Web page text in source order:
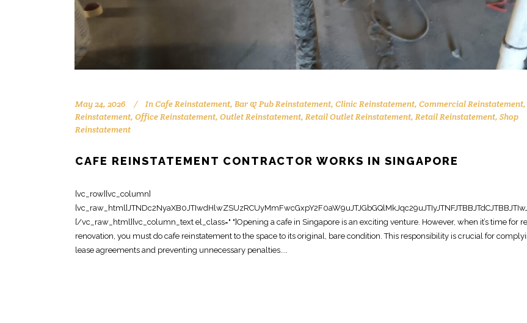
May 24, 2026 InCafe Reinstatement, Bar & Pub Reinstatement, Clinic Reinstatement, Commercial Reinstatement,
Reinstatement, Office Reinstatement, Outlet Reinstatement, Retail Outlet Reinstatement, Retail Reinstatement, Shop
Reinstatement
CAFE REINSTATEMENT CONTRACTOR WORKS IN SINGAPORE
[vc_row][vc_column][vc_raw_html]JTNDc2NyaXB0JTIwdHlwZSUzRCUyMmFwcGxpY2F0aW9uJTJGbGQlMkJqc29uJTIyJTNFJTBBJTdCJTBBJTIwJTIwJTIyJTQwY29udGV4dCUyMiUzQSUyMCUyMmh0dHBzJTNBJTJGJTJGc2NoZW1hLm9yZyUyMiUyQyUwQSUyMCUyMCUyMiU0MGdyYXBoJTIyJTNBJTIwJTVCJTBBJTIwJTIwJTIwJTIwJTdCJTBBJTIwJTIwJTIwJTIwJTIwJTIwJTIyJTQwdHlwZSUyMiUzQSUyMCUyMk9yZ2FuaXphdGlvbiUyMiUyQyUwQSUyMCUyMCUyMCUyMCUyMCUyMCUyMm5hbWUlMjIlM0ElMjAlMjJPZmZpY2UlMjBSZWluc3RhdGVtZW50JTIwU2luZ2Fwb3JlJTIyJTJDJTBBJTIwJTIwJTIwJTIwJTIwJTIwJTIydXJsJTIyJTNBJTIwJTIyaHR0cHMlM0ElMkYlMkZ3d3cub2ZmaWNlcmVpbnN0YXRlbWVudHNpbmdhcG9yZS5jb20lMkYlMjIlMkMlMEElMjAlMjAlMjAlMjAlMjAlMjAlMjJsb2dvJTIyJTNBJTIwJTIyaHR0cHMlM0ElMkYlMkZ3d3cub2ZmaWNlcmVpbnN0YXRlbWVudHNpbmdhcG9yZS5jb20lMkZsb2dvLnBuZyUyMiUyQyUwQSUyMCUyMCUyMCUyMCUyMCUyMCUyMnNhbWVBcyUyMiUzQSUyMCU1QiUwQSUyMCUyMCUyMCUyMCUyMCUyMCUyMCUyMCUyMmh0dHBzJTNBJTJGJTJGd3d3LmZhY2Vib29rLmNvbSUyRk9mZmljZVJlaW5zdGF0ZW1lbnRTaW5nYXBvcmUlMjIlMkMlMEElMjAlMjAlMjAlMjAlMjAlMjAlMjAlMjAlMjJodHRwcyUzQSUyRiUyRnd3dy5saW5rZWRpbi5jb20lMkZjb21wYW55JTJGb2ZmaWNlLXJlaW5zdGF0ZW1lbnQtc2luZ2Fwb3JlJTIyJTBBJTIwJTIwJTIwJTIwJTIwJTIwJTVEJTJDJTBBJTIwJTIwJTIwJTIwJTIwJTIwJTIyY29udGFjdFBvaW50JTIyJTNBJTIwJTVCJTBBJTIwJTIwJTIwJTIwJTIwJTIwJTIwJTIwJTdCJTBBJTIwJTIwJTIwJTIwJTIwJTIwJTIwJTIwJTIwJTIwJTIyJTQwdHlwZSUyMiUzQSUyMCUyMkNvbnRhY3RQb2ludCUyMiUyQyUwQSUyMCUyMCUyMCUyMCUyMCUyMCUyMCUyMCUyMCUyMCUyMnRlbGVwaG9uZSUyMiUzQSUyMCUyMiUyQjY1JTIwNjM2OSUyMDgxMjMlMjIlMkMlMEElMjAlMjAlMjAlMjAlMjAlMjAlMjAlMjAlMjAlMjAlMjJjb250YWN0VHlwZSUyMiUzQSUyMCUyMmN1c3RvbWVyJTIwc2VydmljZSUyMiUyQyUwQSUyMCUyMCUyMCUyMCUyMCUyMCUyMCUyMCUyMCUyMCUyMmFyZWFTZXJ2ZWQlMjIlM0ElMjAlMjJTRyUyMiUyQyUwQSUyMCUyMCUyMCUyMCUyMCUyMCUyMCUyMCUyMCUyMCUyMmF2YWlsYWJsZUxhbmd1YWdlJTIyJTNBJTIwJTIyZW4lMjIlMEElMjAlMjAlMjAlMjAlMjAlMjAlMjAlMjAlN0QlMEElMjAlMjAlMjAlMjAlMjAlMjAlNUQlMEElMjAlMjAlMjAlMjAlN0QlMkMlMEElMjAlMjAlMjAlMjAlN0IlMEElMjAlMjAlMjAlMjAlMjAlMjAlMjIlNDB0eXBlJTIyJTNBJTIwJTIyV2ViU2l0ZSUyMiUyQyUwQSUyMCUyMCUyMCUyMCUyMCUyMCUyMnVybCUyMiUzQSUyMCUyMmh0dHBzJTNBJTJGJTJGd3d3Lm9mZmljZXJlaW5zdGF0ZW1lbnRzaW5nYXBvcmUuY29tJTJGJTIyJTJDJTBBJTIwJTIwJTIwJTIwJTIwJTIwJTIycG90ZW50aWFsQWN0aW9uJTIyJTNBJTIwJTdCJTBBJTIwJTIwJTIwJTIwJTIwJTIwJTIwJTIwJTIyJTQwdHlwZSUyMiUzQSUyMCUyMlNlYXJjaEFjdGlvbiUyMiUyQyUwQSUyMCUyMCUyMCUyMCUyMCUyMCUyMCUyMCUyMnRhcmdldCUyMiUzQSUyMCUyMmh0dHBzJTNBJTJGJTJGd3d3Lm9mZmljZXJlaW5zdGF0ZW1lbnRzaW5nYXBvcmUuY29tJTJGJTNGcyUzRCU3QnNlYXJjaF90ZXJtX3N0cmluZyU3RCUyMiUyQyUwQSUyMCUyMCUyMCUyMCUyMCUyMCUyMCUyMCUyMnF1ZXJ5LWlucHV0JTIyJTNBJTIwJTIycmVxdWlyZWQlMjBuYW1lJTNEc2VhcmNoX3Rlcm1fc3RyaW5nJTIyJTBBJTIwJTIwJTIwJTIwJTIwJTIwJTdEJTBBJTIwJTIwJTIwJTIwJTdEJTJDJTBBJTIwJTIwJTIwJTIwJTdCJTBBJTIwJTIwJTIwJTIwJTIwJTIwJTIyJTQwdHlwZSUyMiUzQSUyMCUyMkxvY2FsQnVzaW5lc3MlMjIlMkMlMEElMjAlMjAlMjAlMjAlMjAlMjAlMjJuYW1lJTIyJTNBJTIwJTIyT2ZmaWNlJTIwUmVpbnN0YXRlbWVudCUyMFNpbmdhcG9yZSUyMENvbnRyYWN0b3IlMjIlMkMlMEElMjAlMjAlMjAlMjAlMjAlMjAlMjJhZGRyZXNzJTIyJTNBJTIwJTdCJTBBJTIwJTIwJTIwJTIwJTIwJTIwJTIwJTIwJTIyJTQwdHlwZSUyMiUzQSUyMCUyMlBvc3RhbEFkZHJlc3MlMjIlMkMlMEElMjAlMjAlMjAlMjAlMjAlMjAlMjAlMjAlMjJzdHJlZXRBZGRyZXNzJTIyJTNBJTIwJTIyOCUyMEFkbWlyYWx0eSUyMFN0cmVldCUyMCUyMzA3JUUyJTgwJTkxMDElMjBBZG1pcmF4JTIyJTJDJTBBJTIwJTIwJTIwJTIwJTIwJTIwJTIwJTIwJTIyYWRkcmVzc0xvY2FsaXR5JTIyJTNBJTIwJTIyU2luZ2Fwb3JlJTIyJTJDJTBBJTIwJTIwJTIwJTIwJTIwJTIwJTIwJTIwJTIycG9zdGFsQ29kZSUyMiUzQSUyMCUyMjc1NzQzOCUyMiUyQyUwQSUyMCUyMCUyMCUyMCUyMCUyMCUyMCUyMCUyMmFkZHJlc3NDb3VudHJ5JTIyJTNBJTIwJTIyU0clMjIlMEElMjAlMjAlMjAlMjAlMjAlMjAlN0QlMkMlMEElMjAlMjAlMjAlMjAlMjAlMjAlMjJ0ZWxlcGhvbmUlMjIlM0ElMjAlMjIlMkI2NSUyMDYzNjklMjA4MTIzJTIyJTJDJTBBJTIwJTIwJTIwJTIwJTIwJTIwJTIydXJsJTIyJTNBJTIwJTIyaHR0cHMlM0ElMkYlMkZ3d3cub2ZmaWNlcmVpbnN0YXRlbWVudHNpbmdhcG9yZS5jb20lMkZjYWZlLXJlaW5zdGF0ZW1lbnQtc2luZ2Fwb3JlLWNvbnRyYWN0b3IlMkYlMjIlMkMlMEElMjAlMjAlMjAlMjAlMjAlMjAlMjJkZXNjcmlwdGlvbiUyMiUzQSUyMCUyMlByb2Zlc3Npb25hbCUyMHJlaW5zdGF0ZW1lbnQlMjBjb250cmFjdG9yJTIwaW4lMjBTaW5nYXBvcmUlMjBzcGVjaWFsaXNpbmclMjBpbiUyMGNhZmUlMjByZWluc3RhdGVtZW50JTIwYW5kJTIwRiUyNkIlMjBzcGFjZSUyMHJlc3RvcmF0aW9uJTIwZm9yJTIwc21vb3RoJTIwaGFuZG92ZXIlMjB0byUyMGxhbmRsb3Jkcy4lMjIlMkMlMEElMjAlMjAlMjAlMjAlMjAlMjAlMjJvcGVuaW5nSG91cnNTcGVjaWZpY2F0aW9uJTIyJTNBJTIwJTVCJTBBJTIwJTIwJTIwJTIwJTIwJTIwJTIwJTIwJTdCJTBBJTIwJTIwJTIwJTIwJTIwJTIwJTIwJTIwJTIwJTIwJTIyJTQwdHlwZSUyMiUzQSUyMCUyMk9wZW5pbmdIb3Vyc1NwZWNpZmljYXRpb24lMjIlMkMlMEElMjAlMjAlMjAlMjAlMjAlMjAlMjAlMjAlMjAlMjAlMjJkYXlPZldlZWslMjIlM0ElMjAlNUIlMEElMjAlMjAlMjAlMjAlMjAlMjAlMjAlMjAlMjAlMjAlMjAlMjAlMjJNb25kYXklMjIlMkMlMjJUdWVzZGF5JTIyJTJDJTIyV2VkbmVzZGF5JTIyJTJDJTIyVGh1cnNkYXklMjIlMkMlMjJGcmlkYXklMjIlMEElMjAlMjAlMjAlMjAlMjAlMjAlMjAlMjAlMjAlMjAlNUQlMkMlMEElMjAlMjAlMjAlMjAlMjAlMjAlMjAlMjAlMjAlMjAlMjJvcGVucyUyMiUzQSUyMCUyMjA5JTNBMDAlMjIlMkMlMEElMjAlMjAlMjAlMjAlMjAlMjAlMjAlMjAlMjAlMjAlMjJjbG9zZXMlMjIlM0ElMjAlMjIxOCUzQTAwJTIyJTBBJTIwJTIwJTIwJTIwJTIwJTIwJTIwJTIwJTdEJTJDJTBBJTIwJTIwJTIwJTIwJTIwJTIwJTIwJTIwJTdCJTBBJTIwJTIwJTIwJTIwJTIwJTIwJTIwJTIwJTIwJTIwJTIyJTQwdHlwZSUyMiUzQSUyMCUyMk9wZW5pbmdIb3Vyc1NwZWNpZmljYXRpb24lMjIlMkMlMEElMjAlMjAlMjAlMjAlMjAlMjAlMjAlMjAlMjAlMjAlMjJkYXlPZldlZWslMjIlM0ElMjAlMjJTYXR1cmRheSUyMiUyQyUwQSUyMCUyMCUyMCUyMCUyMCUyMCUyMCUyMCUyMCUyMCUyMm9wZW5zJTIyJTNBJTIwJTIyMDklM0EwMCUyMiUyQyUwQSUyMCUyMCUyMCUyMCUyMCUyMCUyMCUyMCUyMCUyMCUyMmNsb3NlcyUyMiUzQSUyMCUyMjEyJTNBMDAlMjIlMEElMjAlMjAlMjAlMjAlMjAlMjAlMjAlMjAlN0QlMEElMjAlMjAlMjAlMjAlMjAlMjAlNUQlMkMlMEElMjAlMjAlMjAlMjAlMjAlMjAlMjJpbWFnZSUyMiUzQSUyMCU1QiUwQSUyMCUyMCUyMCUyMCUyMCUyMCUyMCUyMCUyMmh0dHBzJTNBJTJGJTJGd3d3Lm9mZmljZXJlaW5zdGF0ZW1lbnRzaW5nYXBvcmUuY29tJTJGaW1hZ2VzJTJGY2FmZS1yZWluc3RhdGVtZW50LTEuanBnJTIyJTJDJTBBJTIwJTIwJTIwJTIwJTIwJTIwJTIwJTIwJTIyaHR0cHMlM0ElMkYlMkZ3d3cub2ZmaWNlcmVpbnN0YXRlbWVudHNpbmdhcG9yZS5jb20lMkZpbWFnZXMlMkZjYWZlLXJlaW5zdGF0ZW1lbnQtMi5qcGclMjIlMEElMjAlMjAlMjAlMjAlMjAlMjAlNUQlMkMlMEElMjAlMjAlMjAlMjAlMjAlMjAlMjJhZ2dyZWdhdGVSYXRpbmclMjIlM0ElMjAlN0IlMEElMjAlMjAlMjAlMjAlMjAlMjAlMjAlMjAlMjIlNDB0eXBlJTIyJTNBJTIwJTIyQWdncmVnYXRlUmF0aW5nJTIyJTJDJTBBJTIwJTIwJTIwJTIwJTIwJTIwJTIwJTIwJTIycmF0aW5nVmFsdWUlMjIlM0ElMjAlMjI0LjklMjIlMkMlMEElMjAlMjAlMjAlMjAlMjAlMjAlMjAlMjAlMjJyZXZpZXdDb3VudCUyMiUzQSUyMCUyMjQ1JTIyJTBBJTIwJTIwJTIwJTIwJTIwJTIwJTdEJTJDJTBBJTIwJTIwJTIwJTIwJTIwJTIwJTIycHJpY2VSYW5nZSUyMiUzQSUyMCUyMkNvbnRhY3QlMjBmb3IlMjBxdW90ZSUyMiUwQSUyMCUyMCUyMCUyMCU3RCUyQyUwQSUyMCUyMCUyMCUyMCU3QiUwQSUyMCUyMCUyMCUyMCUyMCUyMCUyMiU0MHR5cGUlMjIlM0ElMjAlMjJTZXJ2aWNlJTIyJTJDJTBBJTIwJTIwJTIwJTIwJTIwJTIwJTIyc2VydmljZVR5cGUlMjIlM0ElMjAlMjJDYWZlJTIwUmVpbnN0YXRlbWVudCUyMiUyQyUwQSUyMCUyMCUyMCUyMCUyMCUyMCUyMnByb3ZpZGVyJTIyJTNBJTIwJTdCJTBBJTIwJTIwJTIwJTIwJTIwJTIwJTIwJTIwJTIyJTQwdHlwZSUyMiUzQSUyMCUyMkxvY2FsQnVzaW5lc3MlMjIlMkMlMEElMjAlMjAlMjAlMjAlMjAlMjAlMjAlMjAlMjJuYW1lJTIyJTNBJTIwJTIyT2ZmaWNlJTIwUmVpbnN0YXRlbWVudCUyMFNpbmdhcG9yZSUyMENvbnRyYWN0b3IlMjIlMkMlMEElMjAlMjAlMjAlMjAlMjAlMjAlMjAlMjAlMjJ1cmwlMjIlM0ElMjAlMjJodHRwcyUzQSUyRiUyRnd3dy5vZmZpY2VyZWluc3RhdGVtZW50c2luZ2Fwb3JlLmNvbSUyRmNhZmUtcmVpbnN0YXRlbWVudC1zaW5nYXBvcmUtY29udHJhY3RvciUyRiUyMiUwQSUyMCUyMCUyMCUyMCUyMCUyMCU3RCUyQyUwQSUyMCUyMCUyMCUyMCUyMCUyMCUyMmFyZWFTZXJ2ZWQlMjIlM0ElMjAlN0IlMEElMjAlMjAlMjAlMjAlMjAlMjAlMjAlMjAlMjIlNDB0eXBlJTIyJTNBJTIwJTIyQ291bnRyeSUyMiUyQyUwQSUyMCUyMCUyMCUyMCUyMCUyMCUyMCUyMCUyMm5hbWUlMjIlM0ElMjAlMjJTaW5nYXBvcmUlMjIlMEElMjAlMjAlMjAlMjAlMjAlMjAlN0QlMkMlMEElMjAlMjAlMjAlMjAlMjAlMjAlMjJrZXl3b3JkcyUyMiUzQSUyMCU1QiUwQSUyMCUyMCUyMCUyMCUyMCUyMCUyMCUyMCUyMmNhZmUlMjByZWluc3RhdGVtZW50JTIyJTJDJTBBJTIwJTIwJTIwJTIwJTIwJTIwJTIwJTIwJTIyY2FmJUMzJUE5JTIwcmVpbnN0YXRlbWVudCUyMFNpbmdhcG9yZSUyMiUyQyUwQSUyMCUyMCUyMCUyMCUyMCUyMCUyMCUyMCUyMkYlMjZCJTIwcmVpbnN0YXRlbWVudCUyMFNpbmdhcG9yZSUyMiUyQyUwQSUyMCUyMCUyMCUyMCUyMCUyMCUyMCUyMCUyMnNob3AlRTIlODAlOTFsb3QlMjByZWluc3RhdGVtZW50JTIwY2FmJUMzJUE5JTIwU2luZ2Fwb3JlJTIyJTJDJTBBJTIwJTIwJTIwJTIwJTIwJTIwJTIwJTIwJTIyZm9vZCUyMGFuZCUyMGJldmVyYWdlJTIwc3BhY2UlMjByZWluc3RhdGVtZW50JTIyJTBBJTIwJTIwJTIwJTIwJTIwJTIwJTVEJTJDJTBBJTIwJTIwJTIwJTIwJTIwJTIwJTIyZGVzY3JpcHRpb24lMjIlM0ElMjAlMjJDb21wcmVoZW5zaXZlJTIwY2FmZSUyMHJlaW5zdGF0ZW1lbnQlMjBzZXJ2aWNlcyUyMGluJTIwU2luZ2Fwb3JlJTJDJTIwaW5jbHVkaW5nJTIwZGlzbWFudGxpbmclMjBvZiUyMGNhZiVDMyVBOSUyMGNvdW50ZXJzJTJDJTIwcmVtb3ZhbCUyMG9mJTIwa2l0Y2hlbiUyMGZpeHR1cmVzJTJDJTIwcmV3aXJpbmclMkMlMjByZXN0b3JpbmclMjBmbG9vcnMlMjBhbmQlMjBjZWlsaW5ncyUyQyUyMGFuZCUyMHByZXBhcmluZyUyMHRoZSUyMHNwYWNlJTIwZm9yJTIwaGFuZG92ZXIuJTIyJTBBJTIwJTIwJTIwJTIwJTdEJTJDJTBBJTIwJTIwJTIwJTIwJTdCJTBBJTIwJTIwJTIwJTIwJTIwJTIwJTIyJTQwdHlwZSUyMiUzQSUyMCUyMlByb2R1Y3QlMjIlMkMlMEElMjAlMjAlMjAlMjAlMjAlMjAlMjJuYW1lJTIyJTNBJTIwJTIyQ2FmZSUyMFJlaW5zdGF0ZW1lbnQlMjBTZXJ2aWNlJTIwUGFja2FnZSUyMiUyQyUwQSUyMCUyMCUyMCUyMCUyMCUyMCUyMmRlc2NyaXB0aW9uJTIyJTNBJTIwJTIyVHVybmtleSUyMHJlaW5zdGF0ZW1lbnQlMjBzb2x1dGlvbiUyMGZvciUyMGNhZiVDMyVBOSUyMHVuaXRzJTIwaW4lMjBTaW5nYXBvcmUlMkMlMjByZXN0b3JpbmclMjBGJTI2QiUyMHNwYWNlcyUyMHRvJTIwdGhlaXIlMjBvcmlnaW5hbCUyMGNvbmRpdGlvbiUyMGZvciUyMGxlYXNlJTIwaGFuZG92ZXIuJTIyJTJDJTBBJTIwJTIwJTIwJTIwJTIwJTIwJTIyYnJhbmQlMjIlM0ElMjAlN0IlMEElMjAlMjAlMjAlMjAlMjAlMjAlMjAlMjAlMjIlNDB0eXBlJTIyJTNBJTIwJTIyT3JnYW5pemF0aW9uJTIyJTJDJTBBJTIwJTIwJTIwJTIwJTIwJTIwJTIwJTIwJTIybmFtZSUyMiUzQSUyMCUyMk9mZmljZSUyMFJlaW5zdGF0ZW1lbnQlMjBTaW5nYXBvcmUlMjIlMEElMjAlMjAlMjAlMjAlMjAlMjAlN0QlMkMlMEElMjAlMjAlMjAlMjAlMjAlMjAlMjJvZmZlcnMlMjIlM0ElMjAlN0IlMEElMjAlMjAlMjAlMjAlMjAlMjAlMjAlMjAlMjIlNDB0eXBlJTIyJTNBJTIwJTIyT2ZmZXIlMjIlMkMlMEElMjAlMjAlMjAlMjAlMjAlMjAlMjAlMjAlMjJ1cmwlMjIlM0ElMjAlMjJodHRwcyUzQSUyRiUyRnd3dy5vZmZpY2VyZWluc3RhdGVtZW50c2luZ2Fwb3JlLmNvbSUyRmNhZmUtcmVpbnN0YXRlbWVudC1zaW5nYXBvcmUtY29udHJhY3RvciUyRiUyMiUyQyUwQSUyMCUyMCUyMCUyMCUyMCUyMCUyMCUyMCUyMnByaWNlQ3VycmVuY3klMjIlM0ElMjAlMjJTR0QlMjIlMkMlMEElMjAlMjAlMjAlMjAlMjAlMjAlMjAlMjAlMjJhdmFpbGFiaWxpdHklMjIlM0ElMjAlMjJodHRwcyUzQSUyRiUyRnNjaGVtYS5vcmclMkZJblN0b2NrJTIyJTJDJTBBJTIwJTIwJTIwJTIwJTIwJTIwJTIwJTIwJTIycHJpY2UlMjIlM0ElMjAlMjJDb250YWN0JTIwZm9yJTIwcXVvdGUlMjIlMEElMjAlMjAlMjAlMjAlMjAlMjAlN0QlMkMlMEElMjAlMjAlMjAlMjAlMjAlMjAlMjJhZ2dyZWdhdGVSYXRpbmclMjIlM0ElMjAlN0IlMEElMjAlMjAlMjAlMjAlMjAlMjAlMjAlMjAlMjIlNDB0eXBlJTIyJTNBJTIwJTIyQWdncmVnYXRlUmF0aW5nJTIyJTJDJTBBJTIwJTIwJTIwJTIwJTIwJTIwJTIwJTIwJTIycmF0aW5nVmFsdWUlMjIlM0ElMjAlMjI0LjklMjIlMkMlMEElMjAlMjAlMjAlMjAlMjAlMjAlMjAlMjAlMjJyZXZpZXdDb3VudCUyMiUzQSUyMCUyMjQ1JTIyJTBBJTIwJTIwJTIwJTIwJTIwJTIwJTdEJTBBJTIwJTIwJTIwJTIwJTdEJTJDJTBBJTIwJTIwJTIwJTIwJTdCJTBBJTIwJTIwJTIwJTIwJTIwJTIwJTIyJTQw